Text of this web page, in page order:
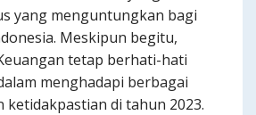
yang menguntungkan bagi
Meskipun begitu,
tetap berhati-hati
menghadapi berbagai
ketidakpastian di tahun 2023.